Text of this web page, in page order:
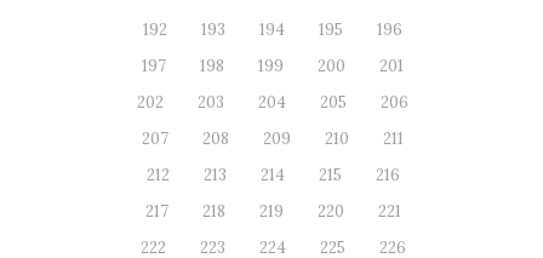
192
193 194 195
196
197
198 199 200
201
202
203 204 205
206
207
208 209 210
211
212
213 214 215
216
217
218 219 220
221
222
223 224 225
226